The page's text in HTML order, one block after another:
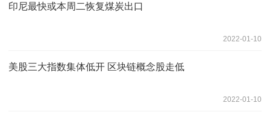
印尼最快或本周二恢复煤炭出口
2022-01-10
美股三大指数集体低开 区块链概念股走低
2022-01-10